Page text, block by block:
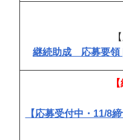
継続助成 応募要領
【応募受付中・11/8